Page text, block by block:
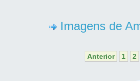
Imagens de
Anterior 1 2